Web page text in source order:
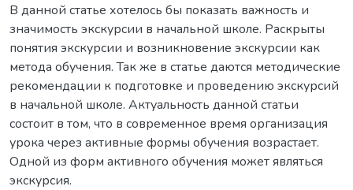
В данной статье хотелось бы показать важность и
значимость экскурсии в начальной школе. Раскрыты
понятия экскурсии и возникновение экскурсии как
метода обучения. Так же в статье даются методические
рекомендации к подготовке и проведению экскурсий
в начальной школе. Актуальность данной статьи
состоит в том, что в современное время организация
урока через активные формы обучения возрастает.
Одной из форм активного обучения может являться
экскурсия.